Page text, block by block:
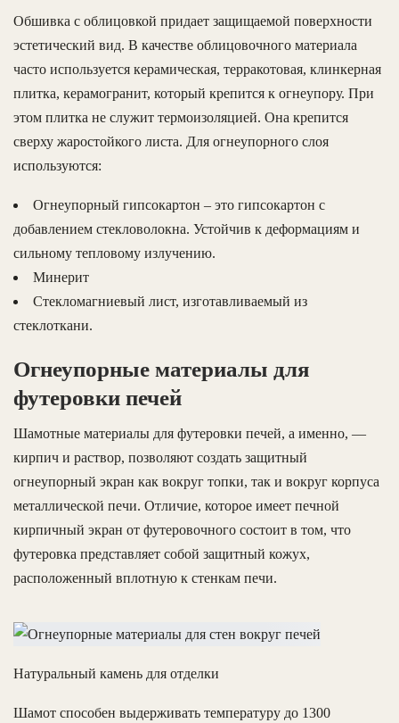
Обшивка с облицовкой придает защищаемой поверхности
эстетический вид. В качестве облицовочного материала
часто используется керамическая, терракотовая, клинкерная
плитка, керамогранит, который крепится к огнеупору. При
этом плитка не служит термоизоляцией. Она крепится
сверху жаростойкого листа. Для огнеупорного слоя
используются:
Огнеупорный гипсокартон – это гипсокартон с
добавлением стекловолокна. Устойчив к деформациям и
сильному тепловому излучению.
Минерит
Стекломагниевый лист, изготавливаемый из
стеклоткани.
Огнеупорные материалы для
футеровки печей
Шамотные материалы для футеровки печей, а именно, —
кирпич и раствор, позволяют создать защитный
огнеупорный экран как вокруг топки, так и вокруг корпуса
металлической печи. Отличие, которое имеет печной
кирпичный экран от футеровочного состоит в том, что
футеровка представляет собой защитный кожух,
расположенный вплотную к стенкам печи.
Натуральный камень для отделки
Шамот способен выдерживать температуру до 1300